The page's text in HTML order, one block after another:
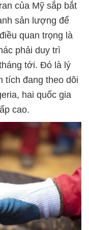
của Mỹ sắp bắt
sản lượng để
quan trọng là
phải duy trì
tới. Đó là lý
tích đang theo dõi
hai quốc gia
cao.